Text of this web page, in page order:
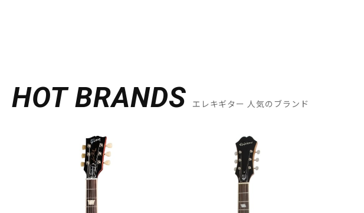
HOT BRANDS エレキギター 人気のブランド